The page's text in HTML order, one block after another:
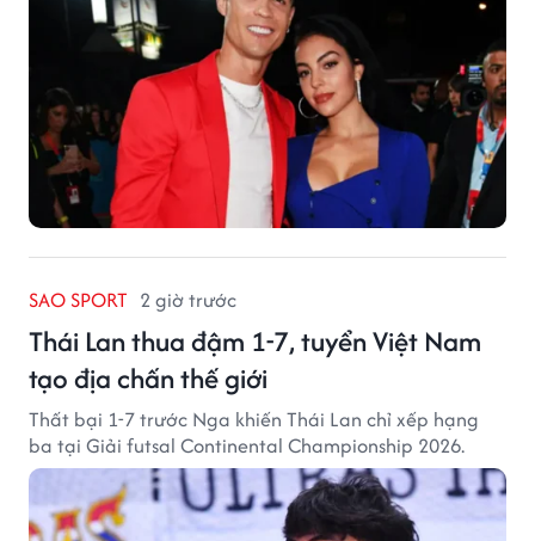
SAO SPORT 2 giờ trước
Thái Lan thua đậm 1-7, tuyển Việt Nam
tạo địa chấn thế giới
Thất bại 1-7 trước Nga khiến Thái Lan chỉ xếp hạng
ba tại Giải futsal Continental Championship 2026.